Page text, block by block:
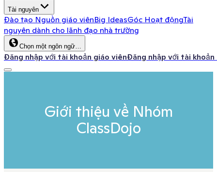
Tài nguyên
Đào tạo Nguồn giáo viênBig IdeasGóc Hoạt độngTài
nguyên dành cho lãnh đạo nhà trường
Chọn một ngôn ngữ…
Đăng nhập với tài khoản giáo viênĐăng nhập với tài khoản
Giới thiệu về Nhóm
ClassDojo